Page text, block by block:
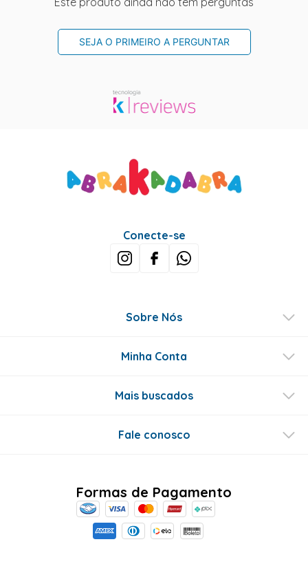
SEJA O PRIMEIRO A PERGUNTAR
Conecte-se
Sobre Nós
Minha Conta
Mais buscados
Fale conosco
Formas de Pagamento